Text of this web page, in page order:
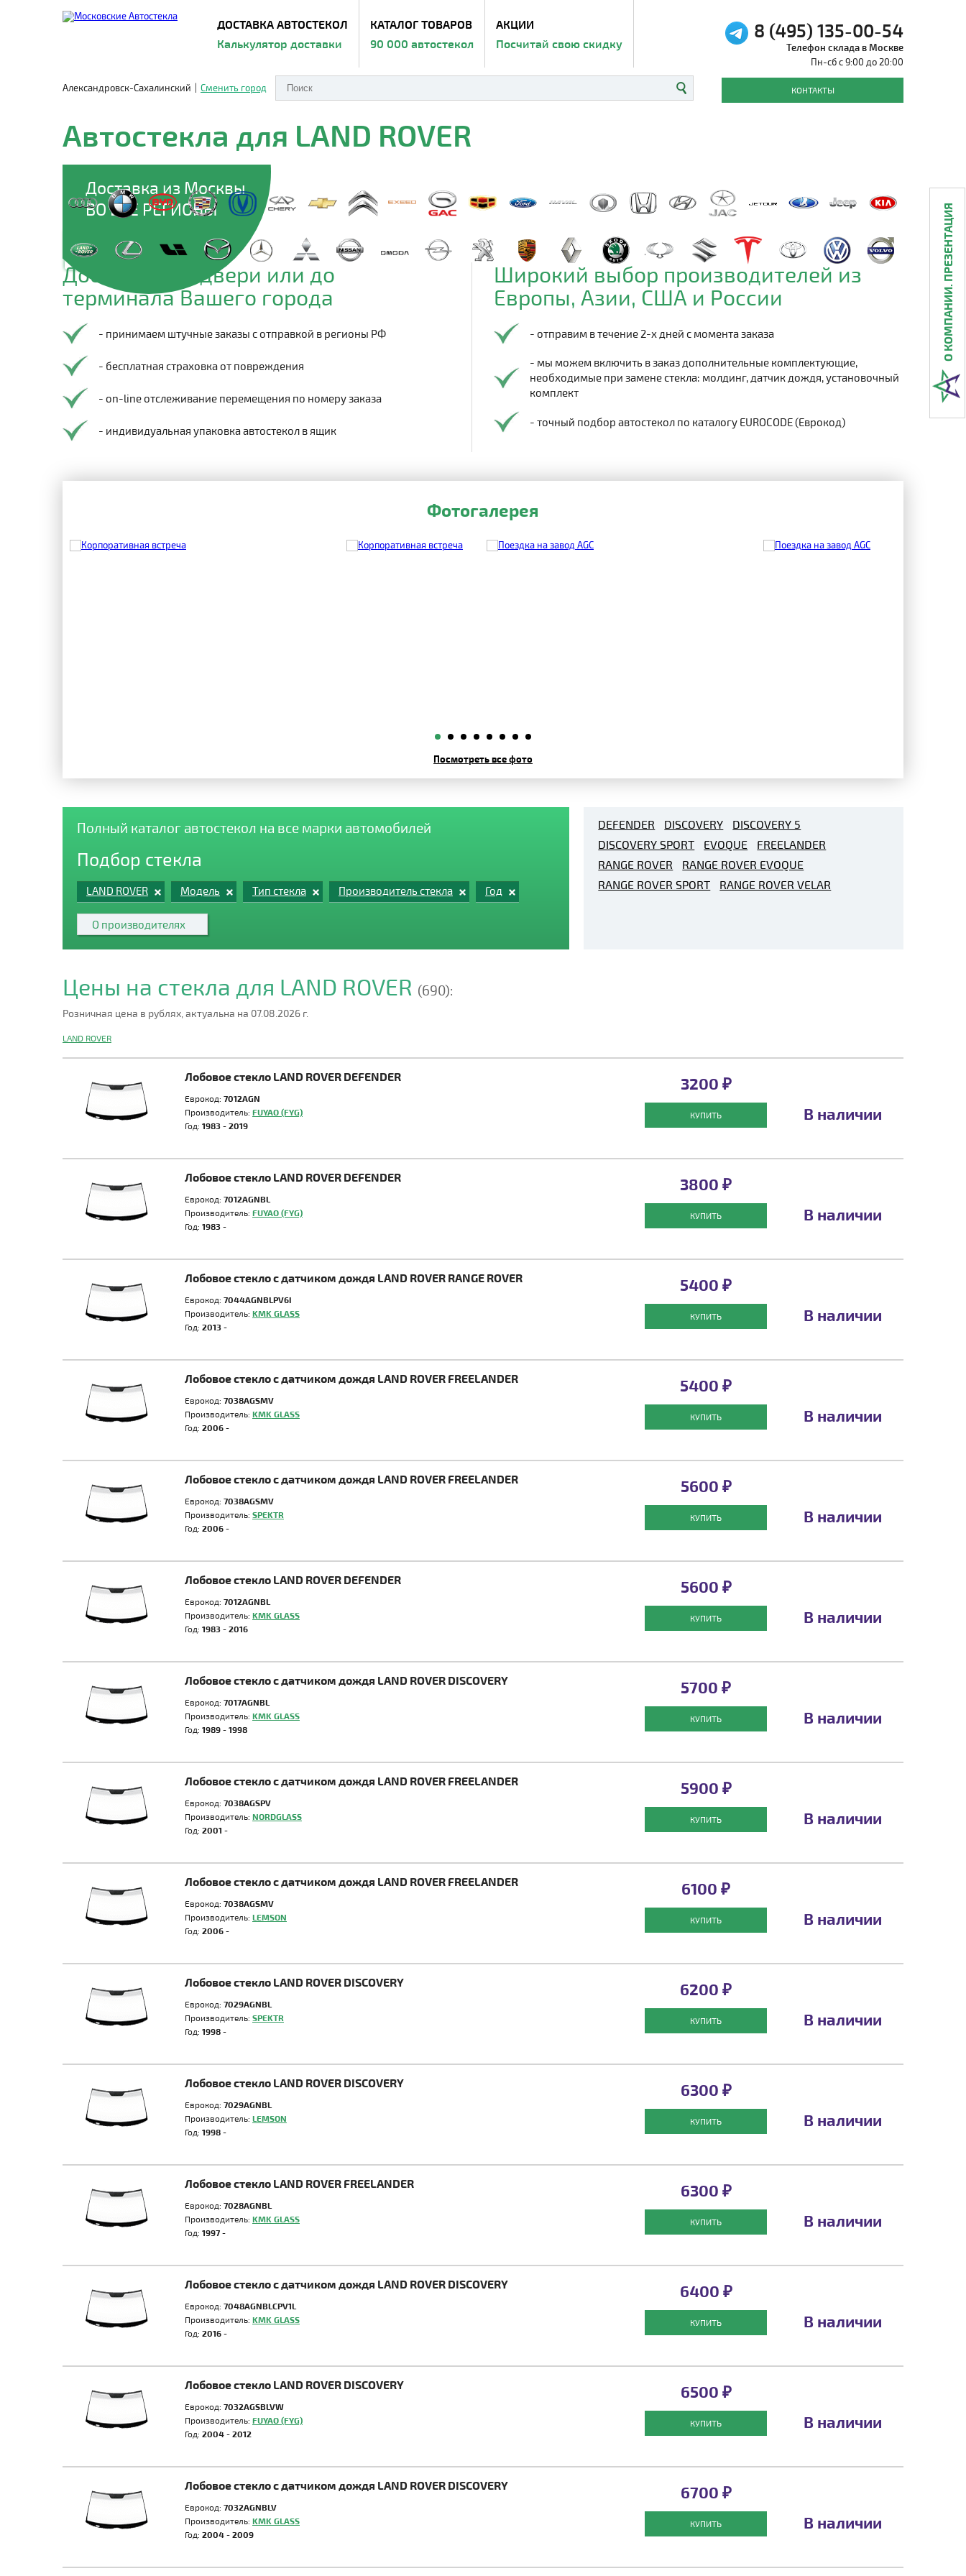
ДОСТАВКА АВТОСТЕКОЛ
Калькулятор доставки
КАТАЛОГ ТОВАРОВ
90 000 автостекол
АКЦИИ
Посчитай свою скидку
Александровск-Сахалинский Сменить город
8 (495) 135-00-54
Телефон склада в Москве
Пн-сб с 9:00 до 20:00
КОНТАКТЫ
Автостекла для LAND ROVER
Доставка из Москвы
ВО ВСЕ РЕГИОНЫ
Доставим до двери или до
терминала Вашего города
- принимаем штучные заказы с отправкой в регионы РФ
- бесплатная страховка от повреждения
- on-line отслеживание перемещения по номеру заказа
- индивидуальная упаковка автостекол в ящик
Широкий выбор производителей из
Европы, Азии, США и России
- отправим в течение 2-х дней с момента заказа
- мы можем включить в заказ дополнительные комплектующие,
необходимые при замене стекла: молдинг, датчик дождя, установочный
комплект
- точный подбор автостекол по каталогу EUROCODE (Еврокод)
Фотогалерея
Посмотреть все фото
Полный каталог автостекол на все марки автомобилей
Подбор стекла
LAND ROVER Модель Тип стекла Производитель стекла Год
О производителях
DEFENDER DISCOVERY
DISCOVERY 5
DISCOVERY SPORT
EVOQUE
FREELANDER
RANGE ROVER
RANGE ROVER EVOQUE
RANGE ROVER SPORT
RANGE ROVER VELAR
Цены на стекла для LAND ROVER (690):
Розничная цена в рублях, актуальна на 07.08.2026 г.
LAND ROVER
Лобовое стекло LAND ROVER DEFENDER
Еврокод: 7012AGN
Производитель: FUYAO (FYG)
Год: 1983 - 2019
3200 ₽
КУПИТЬ В наличии
Лобовое стекло LAND ROVER DEFENDER
Еврокод: 7012AGNBL
Производитель: FUYAO (FYG)
Год: 1983 -
3800 ₽
КУПИТЬ В наличии
Лобовое стекло с датчиком дождя LAND ROVER RANGE ROVER
Еврокод: 7044AGNBLPV6I
Производитель: KMK GLASS
Год: 2013 -
5400 ₽
КУПИТЬ В наличии
Лобовое стекло с датчиком дождя LAND ROVER FREELANDER
Еврокод: 7038AGSMV
Производитель: KMK GLASS
Год: 2006 -
5400 ₽
КУПИТЬ В наличии
Лобовое стекло с датчиком дождя LAND ROVER FREELANDER
Еврокод: 7038AGSMV
Производитель: SPEKTR
Год: 2006 -
5600 ₽
КУПИТЬ В наличии
Лобовое стекло LAND ROVER DEFENDER
Еврокод: 7012AGNBL
Производитель: KMK GLASS
Год: 1983 - 2016
5600 ₽
КУПИТЬ В наличии
Лобовое стекло с датчиком дождя LAND ROVER DISCOVERY
Еврокод: 7017AGNBL
Производитель: KMK GLASS
Год: 1989 - 1998
5700 ₽
КУПИТЬ В наличии
Лобовое стекло с датчиком дождя LAND ROVER FREELANDER
Еврокод: 7038AGSPV
Производитель: NORDGLASS
Год: 2001 -
5900 ₽
КУПИТЬ В наличии
Лобовое стекло с датчиком дождя LAND ROVER FREELANDER
Еврокод: 7038AGSMV
Производитель: LEMSON
Год: 2006 -
6100 ₽
КУПИТЬ В наличии
Лобовое стекло LAND ROVER DISCOVERY
Еврокод: 7029AGNBL
Производитель: SPEKTR
Год: 1998 -
6200 ₽
КУПИТЬ В наличии
Лобовое стекло LAND ROVER DISCOVERY
Еврокод: 7029AGNBL
Производитель: LEMSON
Год: 1998 -
6300 ₽
КУПИТЬ В наличии
Лобовое стекло LAND ROVER FREELANDER
Еврокод: 7028AGNBL
Производитель: KMK GLASS
Год: 1997 -
6300 ₽
КУПИТЬ В наличии
Лобовое стекло с датчиком дождя LAND ROVER DISCOVERY
Еврокод: 7048AGNBLCPV1L
Производитель: KMK GLASS
Год: 2016 -
6400 ₽
КУПИТЬ В наличии
Лобовое стекло LAND ROVER DISCOVERY
Еврокод: 7032AGSBLVW
Производитель: FUYAO (FYG)
Год: 2004 - 2012
6500 ₽
КУПИТЬ В наличии
Лобовое стекло с датчиком дождя LAND ROVER DISCOVERY
Еврокод: 7032AGNBLV
Производитель: KMK GLASS
Год: 2004 - 2009
6700 ₽
КУПИТЬ В наличии
О КОМПАНИИ. ПРЕЗЕНТАЦИЯ